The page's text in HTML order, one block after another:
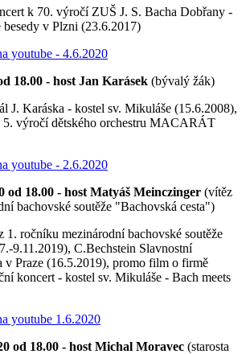
k 70. výročí ZUŠ J. S. Bacha Dobřany -
v Plzni (23.6.2017)
youtube - 4.6.2020
18.00 - host Jan Karásek (bývalý žák)
J. Karáska - kostel sv. Mikuláše (15.6.2008),
5. výročí dětského orchestru MACARÁT
youtube - 2.6.2020
od 18.00 - host Matyáš Meinczinger (vítěz
bachovské soutěže "Bachovská cesta")
1. ročníku mezinárodní bachovské soutěže
9.11.2019), C.Bechstein Slavnostní
v Praze (16.5.2019), promo film o firmě
koncert - kostel sv. Mikuláše - Bach meets
youtube 1.6.2020
od 18.00 - host Michal Moravec (starosta